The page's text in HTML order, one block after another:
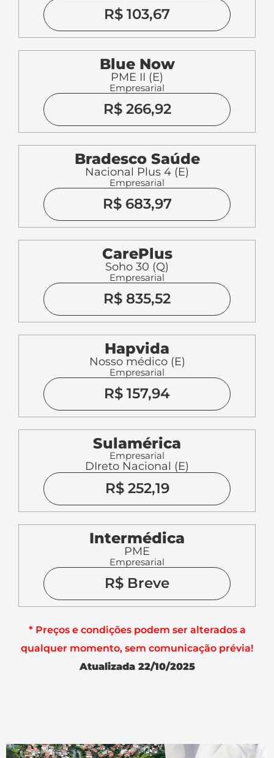
R$ 103,67
Blue Now
PME II (E)
Empresarial
R$ 266,92
Bradesco Saúde
Nacional Plus 4 (E)
Empresarial
R$ 683,97
CarePlus
Soho 30 (Q)
Empresarial
R$ 835,52
Hapvida
Nosso médico (E)
Empresarial
R$ 157,94
Sulamérica
Empresarial
DIreto Nacional (E)
R$ 252,19
Intermédica
PME
Empresarial
R$ Breve
* Preços e condições podem ser alterados a
qualquer momento, sem comunicação prévia!
Atualizada 22/10/2025